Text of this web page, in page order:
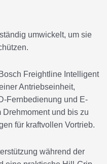
umwickelt, um sie
Freightline Intelligent
Antriebseinheit,
Fernbedienung und E-
und bis zu
für kraftvollen Vortrieb.
während der